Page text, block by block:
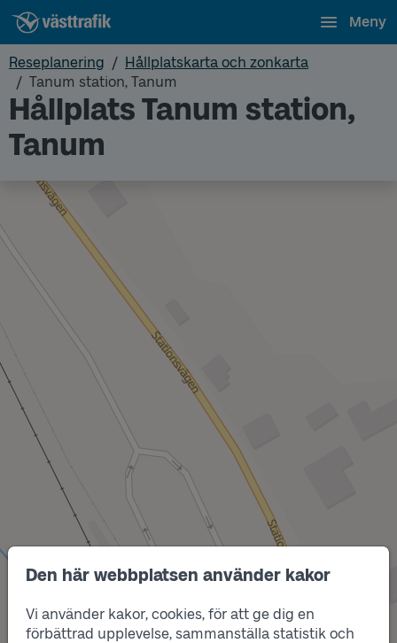
Den här webbplatsen använder kakor
Vi använder kakor, cookies, för att ge dig en
förbättrad upplevelse, sammanställa statistik och
Meny
Reseplanering
Hållplatskarta och zonkarta
Tanum station, Tanum
Hållplats Tanum station,
Tanum
Läge
A